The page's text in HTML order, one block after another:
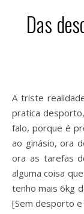
Das
A triste
pratica
falo, porque é
ao ginásio, ora
ora as tarefas
alguma coisa
tenho mais 6kg
[Sem desporto